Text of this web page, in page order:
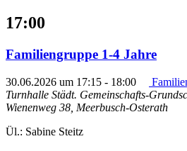
17:00
Familiengruppe 1-4 Jahre
30.06.2026 um 17:15 - 18:00
Turnhalle Städt. Gemeinschafts-
Wienenweg 38, Meerbusch-Osterath
Ül.: Sabine Steitz